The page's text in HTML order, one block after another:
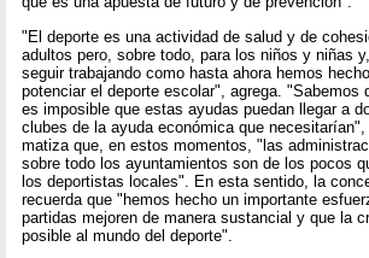
"El deporte es una actividad de salud y de
adultos pero, sobre todo, para los niños y niñas
seguir trabajando como hasta ahora hemos
potenciar el deporte escolar", agrega. "Sabemos
es imposible que estas ayudas puedan llegar a
clubes de la ayuda económica que
matiza que, en estos momentos, "las
sobre todo los ayuntamientos son de los pocos
los deportistas locales". En esta sentido, la
recuerda que "hemos hecho un importante
partidas mejoren de manera sustancial y que la
posible al mundo del deporte".